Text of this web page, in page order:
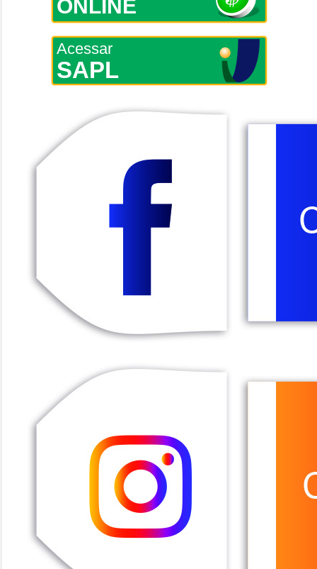
ONLINE
Acessar
SAPL